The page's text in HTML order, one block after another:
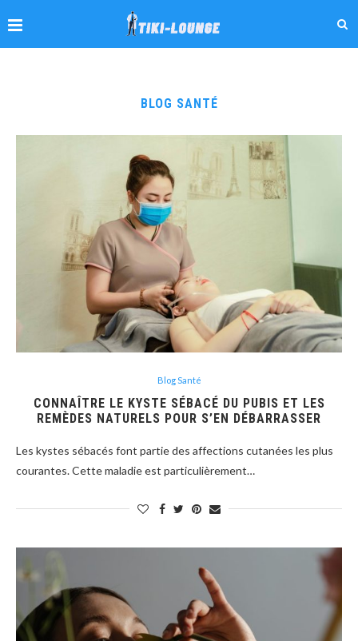
BLOG SANTÉ
Blog Santé
CONNAÎTRE LE KYSTE SÉBACÉ DU PUBIS ET LES
REMÈDES NATURELS POUR S’EN DÉBARRASSER
Les kystes sébacés font partie des affections cutanées les plus
courantes. Cette maladie est particulièrement…